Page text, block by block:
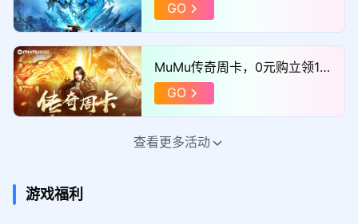
GO
MuMu传奇周卡，0元购立领11
52满减券！
GO
MuMu传奇每日秒杀，1元秒巨
查看更多活动
游戏福利